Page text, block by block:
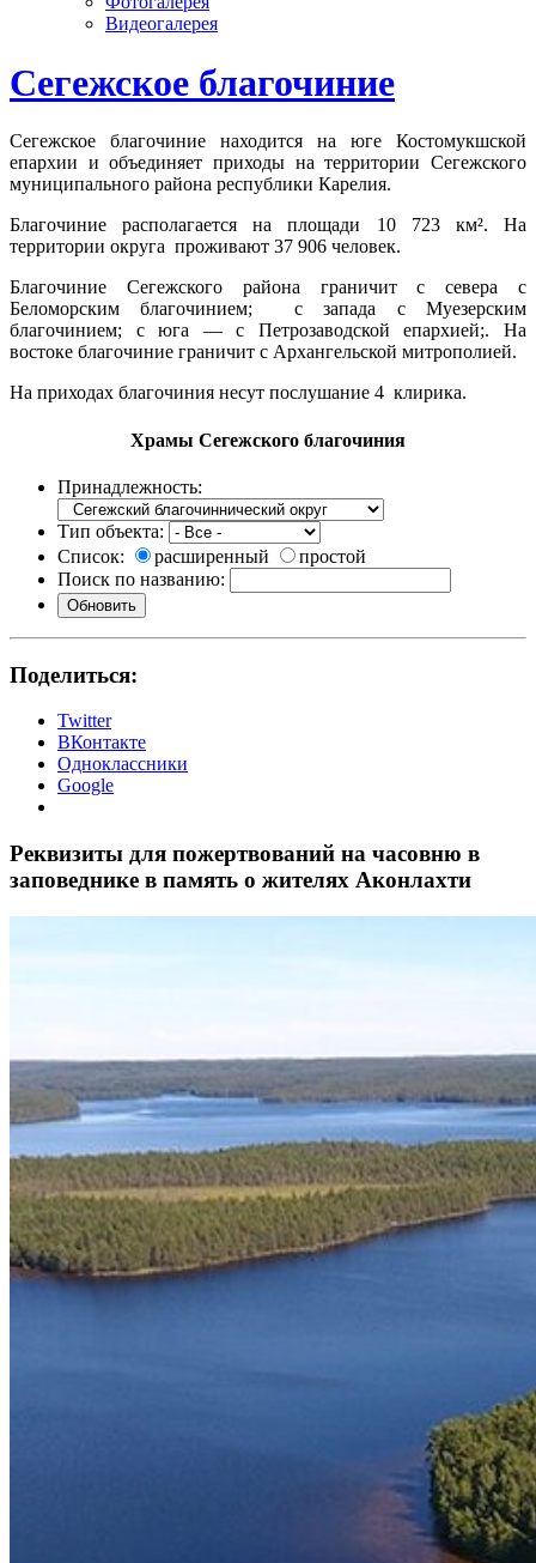
Видеогалерея
Сегежское благочиние
Сегежское благочиние находится на юге Костомукшской
епархии и объединяет приходы на территории Сегежского
муниципального района республики Карелия.
Благочиние располагается на площади 10 723 км². На
территории округа проживают 37 906 человек.
Благочиние Сегежского района граничит с севера с
Беломорским благочинием; с запада с Муезерским
благочинием; с юга — с Петрозаводской епархией;. На
востоке благочиние граничит с Архангельской митрополией.
На приходах благочиния несут послушание 4 клирика.
Храмы Сегежского благочиния
Принадлежность:
Тип объекта:
Список:
расширенный
простой
Поиск по названию:
Поделиться:
Twitter
ВКонтакте
Одноклассники
Google
Реквизиты для пожертвований на часовню в
заповеднике в память о жителях Аконлахти